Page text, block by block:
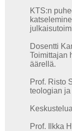
KTS:n
Dosentti
Toimittajan
äärellä.
Prof. Risto
teologian
Keskustelua
Prof. Ilkka